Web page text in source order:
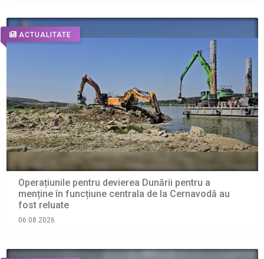
ACTUALITATE
Operațiunile pentru devierea Dunării pentru a
menține în funcțiune centrala de la Cernavodă au
fost reluate
06.08.2026